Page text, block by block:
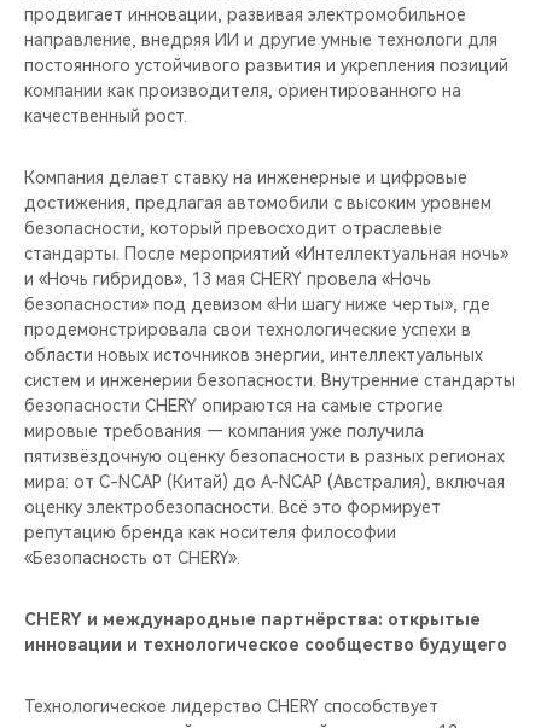
продвигает инновации, развивая электромобильное
направление, внедряя ИИ и другие умные технологи для
постоянного устойчивого развития и укрепления позиций
компании как производителя, ориентированного на
качественный рост.
Компания делает ставку на инженерные и цифровые
достижения, предлагая автомобили с высоким уровнем
безопасности, который превосходит отраслевые
стандарты. После мероприятий «Интеллектуальная ночь»
и «Ночь гибридов», 13 мая CHERY провела «Ночь
безопасности» под девизом «Ни шагу ниже черты», где
продемонстрировала свои технологические успехи в
области новых источников энергии, интеллектуальных
систем и инженерии безопасности. Внутренние стандарты
безопасности CHERY опираются на самые строгие
мировые требования — компания уже получила
пятизвёздочную оценку безопасности в разных регионах
мира: от C-NCAP (Китай) до A-NCAP (Австралия), включая
оценку электробезопасности. Всё это формирует
репутацию бренда как носителя философии
«Безопасность от CHERY».
CHERY и международные партнёрства: открытые
инновации и технологическое сообщество будущего
Технологическое лидерство CHERY способствует